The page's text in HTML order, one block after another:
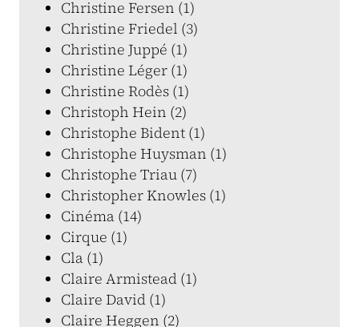
Christine Fersen (1)
Christine Friedel (3)
Christine Juppé (1)
Christine Léger (1)
Christine Rodès (1)
Christoph Hein (2)
Christophe Bident (1)
Christophe Huysman (1)
Christophe Triau (7)
Christopher Knowles (1)
Cinéma (14)
Cirque (1)
Cla (1)
Claire Armistead (1)
Claire David (1)
Claire Heggen (2)